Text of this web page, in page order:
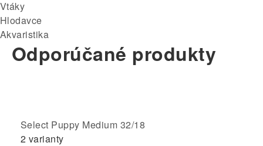
Vtáky
Hlodavce
Akvaristika
Odporúčané produkty
Select Puppy Medium 32/18
2 varianty